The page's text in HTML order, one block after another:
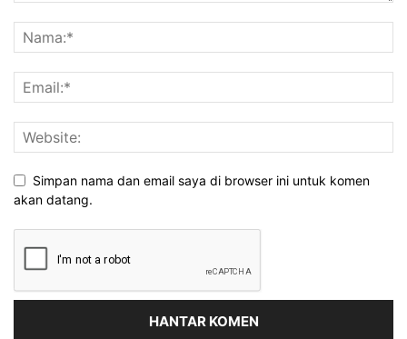
Simpan nama dan email saya di browser ini untuk komen
akan datang.